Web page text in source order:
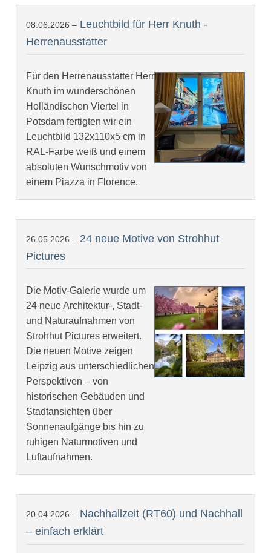
08.06.2026 – Leuchtbild für Herr Knuth -
Herrenausstatter
Für den Herrenausstatter Herr
Knuth im wunderschönen
Holländischen Viertel in
Potsdam fertigten wir ein
Leuchtbild 132x110x5 cm in
RAL-Farbe weiß und einem
absoluten Wunschmotiv von
einem Piazza in Florence.
26.05.2026 – 24 neue Motive von Strohhut
Pictures
Die Motiv-Galerie wurde um
24 neue Architektur-, Stadt-
und Naturaufnahmen von
Strohhut Pictures erweitert.
Die neuen Motive zeigen
Leipzig aus unterschiedlichen
Perspektiven – von
historischen Gebäuden und
Stadtansichten über
Sonnenaufgänge bis hin zu
ruhigen Naturmotiven und
Luftaufnahmen.
20.04.2026 – Nachhallzeit (RT60) und Nachhall
– einfach erklärt